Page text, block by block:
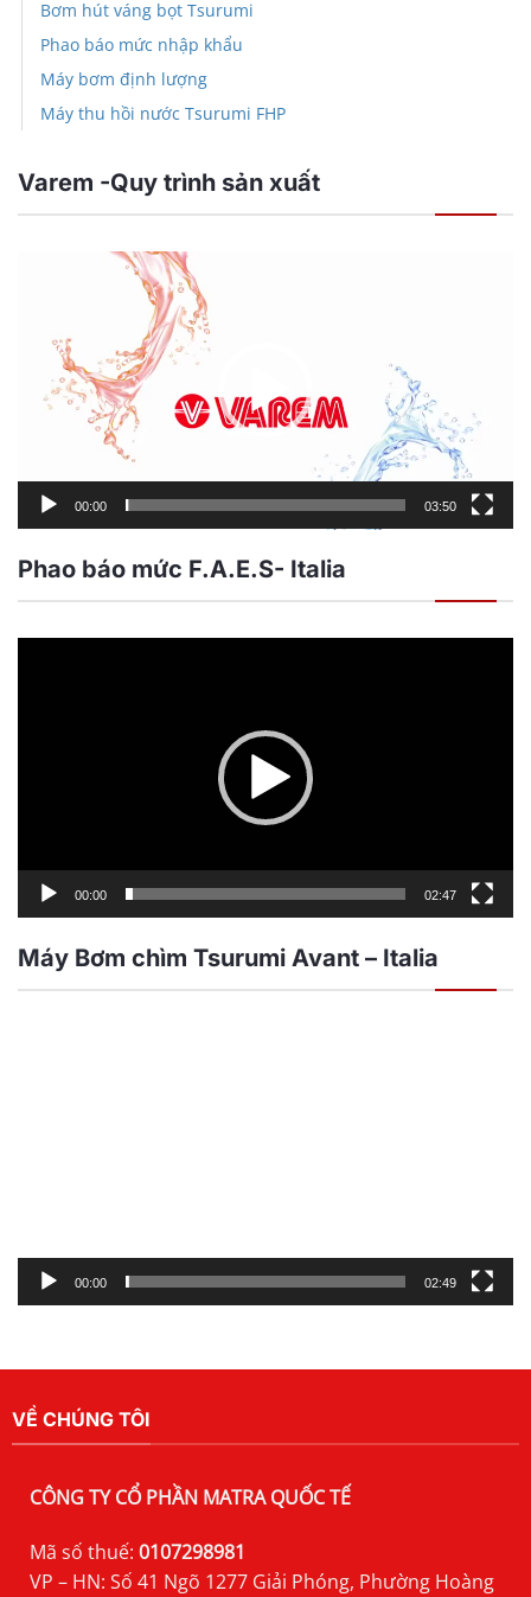
Bơm hút váng bọt Tsurumi
Phao báo mức nhập khẩu
Máy bơm định lượng
Máy thu hồi nước Tsurumi FHP
Varem -Quy trình sản xuất
00:00 03:50
Phao báo mức F.A.E.S- Italia
00:00 02:47
Máy Bơm chìm Tsurumi Avant – Italia
00:00 02:49
VỀ CHÚNG TÔI
CÔNG TY CỔ PHẦN MATRA QUỐC TẾ
Mã số thuế: 0107298981
VP – HN: Số 41 Ngõ 1277 Giải Phóng, Phường Hoàng